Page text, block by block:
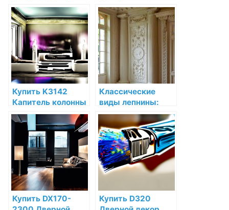
Orac Decor
Полиуретан по
низкой цене в
интернет-
магазине
панель гибкая Orac
Decor Valley
Полиуретан Orac
Decor по низкой
цене в интернет-
магазине
Купить K3142
Капитель колонны
Orac Decor
Полиуретан по
низкой цене в
интернет-
магазине
Классические
виды лепнины:
эффектное
украшение
интерьера
Купить DX170-
Купить D320